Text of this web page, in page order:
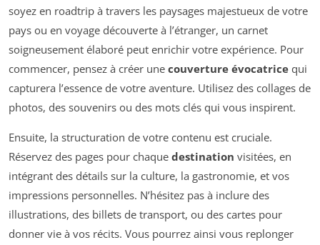
soyez en roadtrip à travers les paysages majestueux de votre
pays ou en voyage découverte à l’étranger, un carnet
soigneusement élaboré peut enrichir votre expérience. Pour
commencer, pensez à créer une couverture évocatrice qui
capturera l’essence de votre aventure. Utilisez des collages de
photos, des souvenirs ou des mots clés qui vous inspirent.
Ensuite, la structuration de votre contenu est cruciale.
Réservez des pages pour chaque destination visitées, en
intégrant des détails sur la culture, la gastronomie, et vos
impressions personnelles. N’hésitez pas à inclure des
illustrations, des billets de transport, ou des cartes pour
donner vie à vos récits. Vous pourrez ainsi vous replonger